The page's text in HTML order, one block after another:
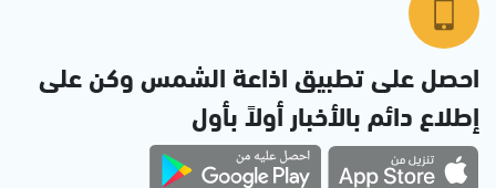
احصل على تطبيق اذاعة الشمس وكن على
إطلاع دائم بالأخبار أولاً بأول